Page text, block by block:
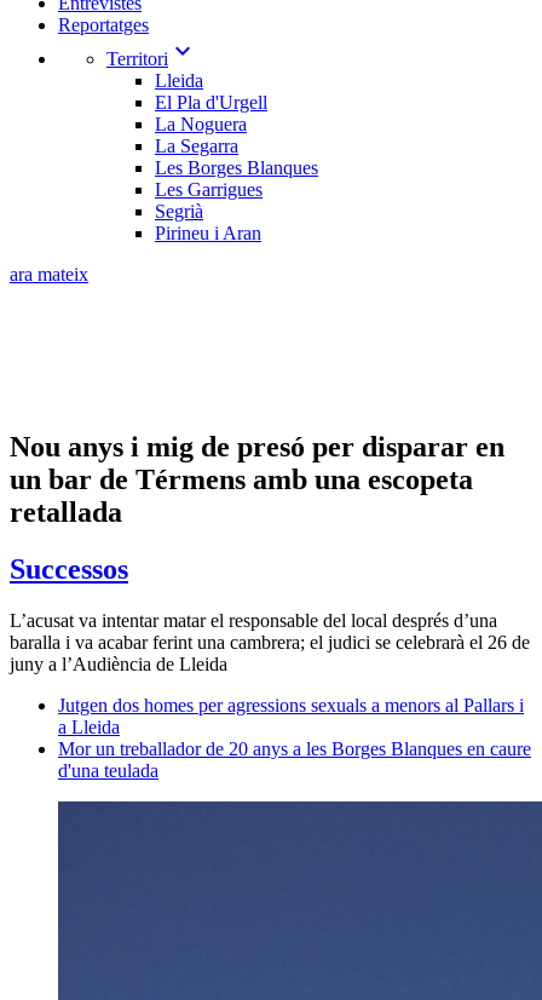
Reportatges
Territori expand_more
Lleida
El Pla d'Urgell
La Noguera
La Segarra
Les Borges Blanques
Les Garrigues
Segrià
Pirineu i Aran
ara mateix
Nou anys i mig de presó per disparar en
un bar de Térmens amb una escopeta
retallada
Successos
L’acusat va intentar matar el responsable del local després d’una
baralla i va acabar ferint una cambrera; el judici se celebrarà el 26 de
juny a l’Audiència de Lleida
Jutgen dos homes per agressions sexuals a menors al Pallars i
a Lleida
Mor un treballador de 20 anys a les Borges Blanques en caure
d'una teulada